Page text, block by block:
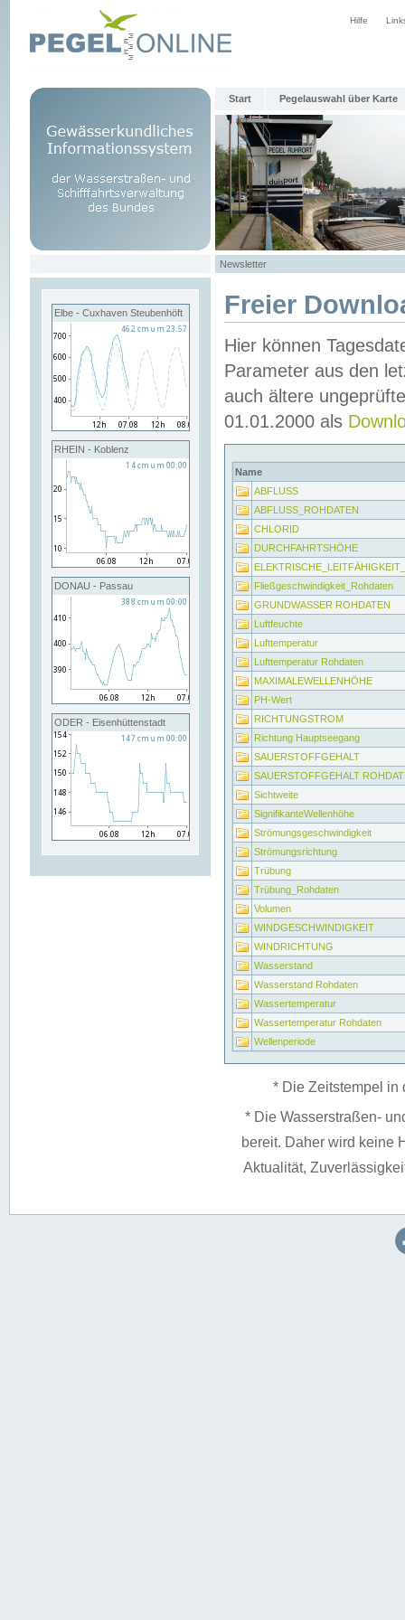
Hilfe
Start Pegelauswahl über Karte
Newsletter
Elbe - Cuxhaven Steubenhöft
RHEIN - Koblenz
DONAU - Passau
ODER - Eisenhüttenstadt
Freier
Hier können
Parameter aus den
auch ältere
01.01.2000 als
Name
ABFLUSS
ABFLUSS_ROHDATEN
CHLORID
DURCHFAHRTSHÖHE
Fließgeschwindigkeit_Rohdaten
GRUNDWASSER ROHDATEN
Luftfeuchte
Lufttemperatur
Lufttemperatur Rohdaten
MAXIMALEWELLENHÖHE
PH-Wert
RICHTUNGSTROM
Richtung Hauptseegang
SAUERSTOFFGEHALT
SAUERSTOFFGEHALT
Sichtweite
SignifikanteWellenhöhe
Strömungsgeschwindigkeit
Strömungsrichtung
Trübung
Trübung_Rohdaten
Volumen
WINDGESCHWINDIGKEIT
WINDRICHTUNG
Wasserstand
Wasserstand Rohdaten
Wassertemperatur
Wassertemperatur Rohdaten
Wellenperiode
* Die Zeitstempel in
* Die Wasserstraßen-
bereit. Daher wird keine
Aktualität,